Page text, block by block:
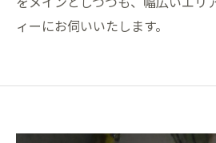
ィーにお伺いいたします。